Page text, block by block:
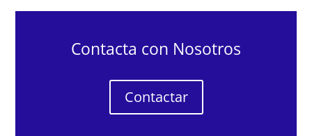
Contacta con Nosotros
Contactar